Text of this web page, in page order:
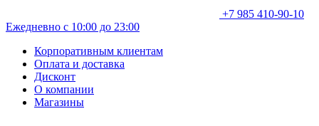
+7 985 410-90-10
Ежедневно с 10:00 до 23:00
Корпоративным клиентам
Оплата и доставка
Дисконт
О компании
Магазины